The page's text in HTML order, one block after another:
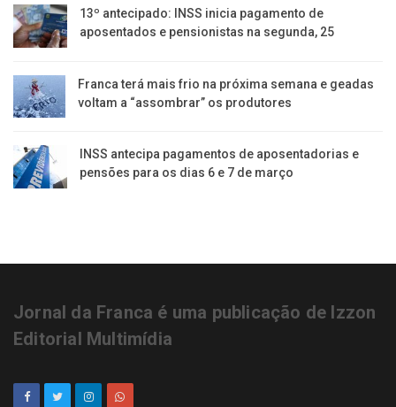
13º antecipado: INSS inicia pagamento de
aposentados e pensionistas na segunda, 25
Franca terá mais frio na próxima semana e geadas
voltam a “assombrar” os produtores
INSS antecipa pagamentos de aposentadorias e
pensões para os dias 6 e 7 de março
Jornal da Franca é uma publicação de Izzon
Editorial Multimídia